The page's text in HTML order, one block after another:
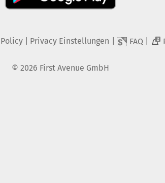
| Privacy Einstellungen FAQ 2
© 2026 First Avenue GmbH